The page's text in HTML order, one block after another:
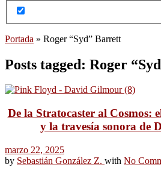
Portada » Roger “Syd” Barrett
Posts tagged: Roger
De la Stratocaster al Cosmos:
y la travesía sonora de
marzo 22, 2025
by Sebastián González Z. with No